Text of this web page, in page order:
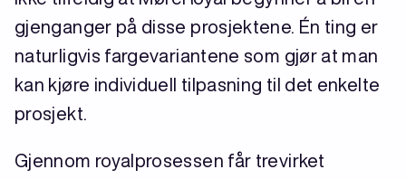
gjenganger på disse prosjektene. Én ting er
naturligvis fargevariantene som gjør at man
kan kjøre individuell tilpasning til det enkelte
prosjekt.
Gjennom royalprosessen får trevirket